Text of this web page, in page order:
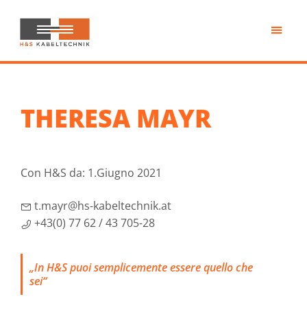
contenuto
principale
H&S
Kabeltechnik
THERESA MAYR
Con H&S da: 1.Giugno 2021
t.mayr@hs-kabeltechnik.at
+43(0) 77 62 / 43 705-28
„In H&S puoi semplicemente essere quello che
sei“